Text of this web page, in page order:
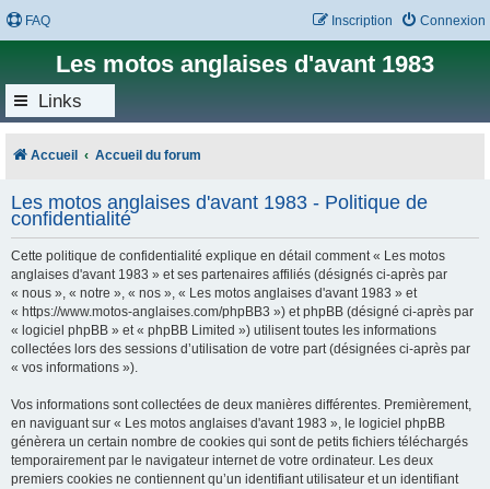
FAQ Connexion
Inscription
Les motos anglaises d'avant 1983
Links
Accueil Accueil du forum
Les motos anglaises d'avant 1983 - Politique de
confidentialité
Cette politique de confidentialité explique en détail comment « Les motos
anglaises d'avant 1983 » et ses partenaires affiliés (désignés ci-après par
« nous », « notre », « nos », « Les motos anglaises d'avant 1983 » et
« https://www.motos-anglaises.com/phpBB3 ») et phpBB (désigné ci-après par
« logiciel phpBB » et « phpBB Limited ») utilisent toutes les informations
collectées lors des sessions d’utilisation de votre part (désignées ci-après par
« vos informations »).
Vos informations sont collectées de deux manières différentes. Premièrement,
en naviguant sur « Les motos anglaises d'avant 1983 », le logiciel phpBB
génèrera un certain nombre de cookies qui sont de petits fichiers téléchargés
temporairement par le navigateur internet de votre ordinateur. Les deux
premiers cookies ne contiennent qu’un identifiant utilisateur et un identifiant